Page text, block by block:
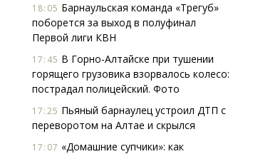
18:05 Барнаульская команда «Трегуб»
поборется за выход в полуфинал
Первой лиги КВН
17:45 В Горно-Алтайске при тушении
горящего грузовика взорвалось колесо:
пострадал полицейский. Фото
17:25 Пьяный барнаулец устроил ДТП с
переворотом на Алтае и скрылся
17:07 «Домашние супчики»: как